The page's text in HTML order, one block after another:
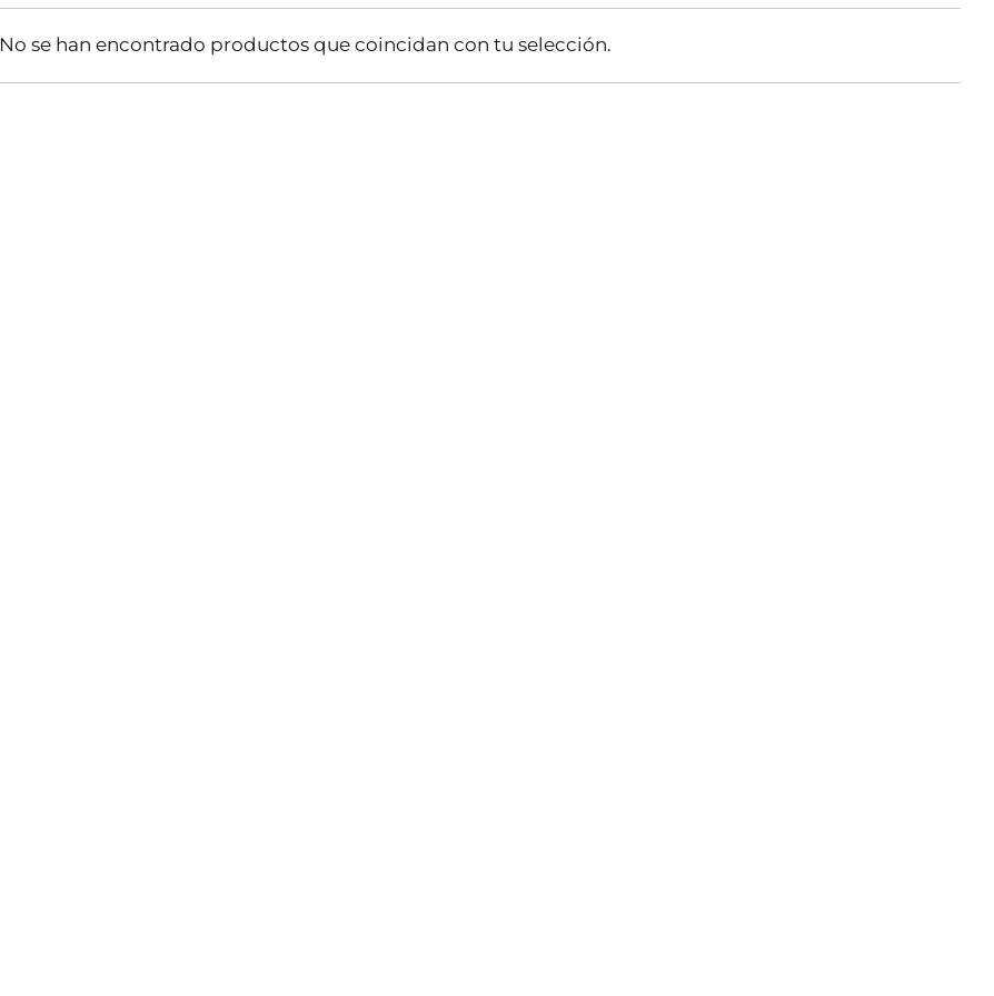
No se han encontrado productos que coincidan con tu selección.